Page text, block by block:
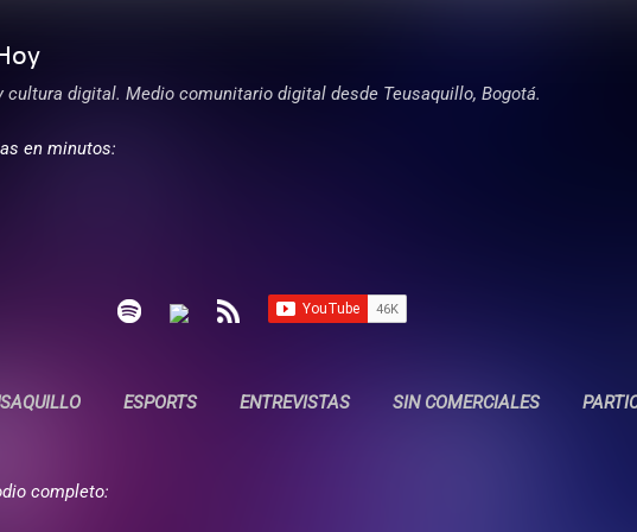
cultura digital. Medio comunitario digital desde Teusaquillo, Bogotá.
en minutos:
ESPORTS ENTREVISTAS SIN COMERCIALES
completo: